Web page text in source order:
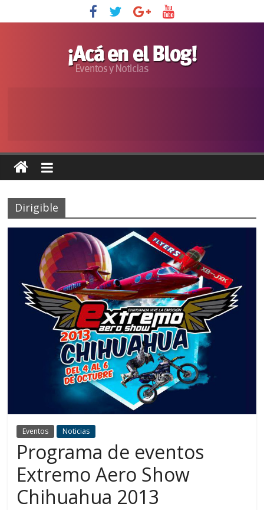
Dirigible
Eventos Noticias
Programa de eventos
Extremo Aero Show
Chihuahua 2013